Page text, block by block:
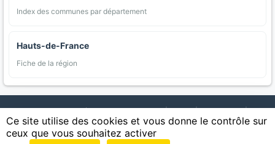
Index des communes par département
Hauts-de-France
Fiche de la région
AgriMap — Données agricoles ouvertes | Carte | Communes |
Appellations | Regions | Cultures | Zones protégées | Forets |
Littoral | Espaces naturels | Statistiques
Ce site utilise des cookies et vous donne le contrôle sur
ceux que vous souhaitez activer